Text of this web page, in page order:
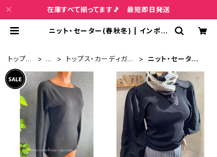
在庫すべて揃ってます🎵 最短即日発送
ニット・セーター(春秋冬) | インポー
トップペ
ージ
洋
トップス・カーディガ
ニット・セーター